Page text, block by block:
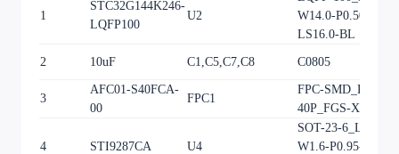
1
STC32G144K246-
LQFP100
U2
W14.0-P0.50-
LS16.0-BL
2 10uF C1,C5,C7,C8 C0805
3
AFC01-S40FCA-
00
FPC1
FPC-SMD_P0.50-
40P_FGS-XJ-H2.0
4 STI9287CA U4
SOT-23-6_L2.9-
W1.6-P0.95-